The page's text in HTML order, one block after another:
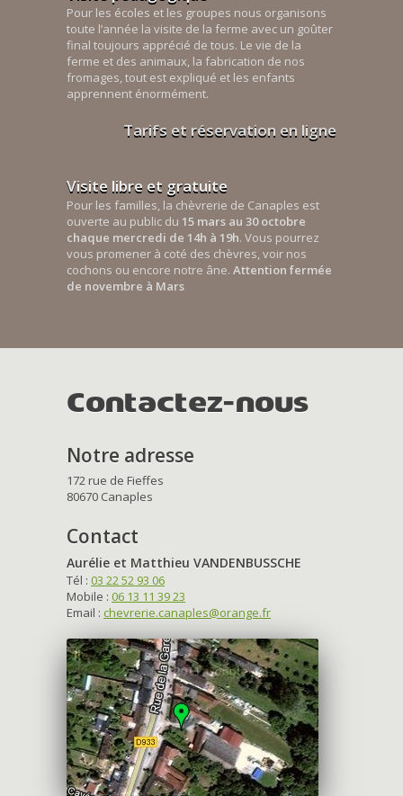
Pour les écoles et les groupes nous organisons
toute l’année la visite de la ferme avec un goûter
final toujours apprécié de tous. Le vie de la
ferme et des animaux, la fabrication de nos
fromages, tout est expliqué et les enfants
apprennent énormément.
Tarifs et réservation en ligne
Visite libre et gratuite
Pour les familles, la chèvrerie de Canaples est
ouverte au public du 15 mars au 30 octobre
chaque mercredi de 14h à 19h. Vous pourrez
vous promener à coté des chèvres, voir nos
cochons ou encore notre âne. Attention fermée
de novembre à Mars
Contactez-nous
Notre adresse
172 rue de Fieffes
80670 Canaples
Contact
Aurélie et Matthieu VANDENBUSSCHE
Tél : 03 22 52 93 06
Mobile : 06 13 11 39 23
Email : chevrerie.canaples@orange.fr